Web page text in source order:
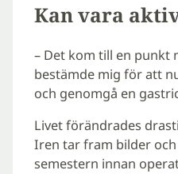
Kan vara
– Det kom till en punkt
bestämde mig för att
och genomgå en
Livet förändrades
Iren tar fram bilder
semestern innan